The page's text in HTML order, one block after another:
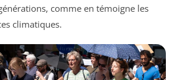
comme en témoigne les
climatiques.